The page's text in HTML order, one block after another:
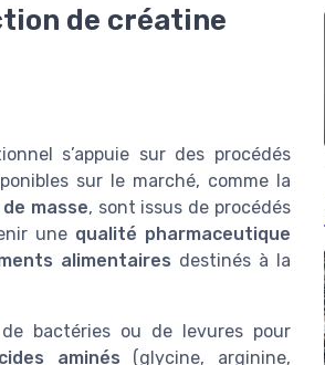
de créatine
s’appuie sur des procédés
sur le marché, comme la
masse, sont issus de procédés
une qualité pharmaceutique
alimentaires destinés à la
bactéries ou de levures pour
aminés (glycine, arginine,